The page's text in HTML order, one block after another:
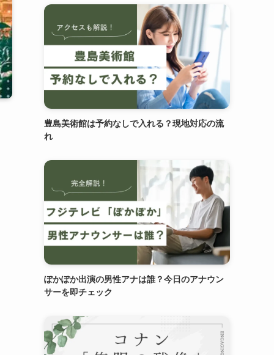
豊島美術館は予約なしで入れる？現地対応の流
れ
ぽかぽか出演の男性アナは誰？今日のアナウン
サーを即チェック